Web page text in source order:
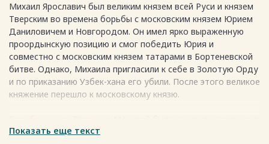
могли собираться как городские жители, так и свободное
сельское население. Вече имело право избирать
посадника, тысяцкого, а также архиепископа. На самом
деле, власть сосредоточилась в руках боярства, а
архиепископ стал самым влиятельным. Он получил
значительную часть прав, земель и доходов от киевского
князя. Должности посадника и тысяцкого назначались из
боярства.
Михаил Ярославич был великим князем всей Руси и князем
Тверским во времена борьбы с московским князем Юрием
Даниловичем и Новгородом. Он имел ярко выраженную
проордынскую позицию и смог победить Юрия и
совместно с московским князем татарами в Бортеневской
битве. Однако, Михаила пригласили к себе в Золотую Орду
и по приказанию Узбек-хана его убили. После этого великое
княжение перешло к московскому князю.
Новгороде и союз с церковью. Михаил проиграл эту
Показать еще текст